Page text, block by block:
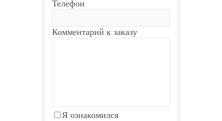
Телефон
Комментарий к заказу
Я ознакомился